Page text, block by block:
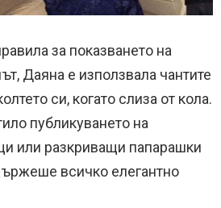
за показването на
Даяна е използвала чантите
си, когато слиза от кола.
публикуването на
или разкриващи папарашки
всичко елегантно